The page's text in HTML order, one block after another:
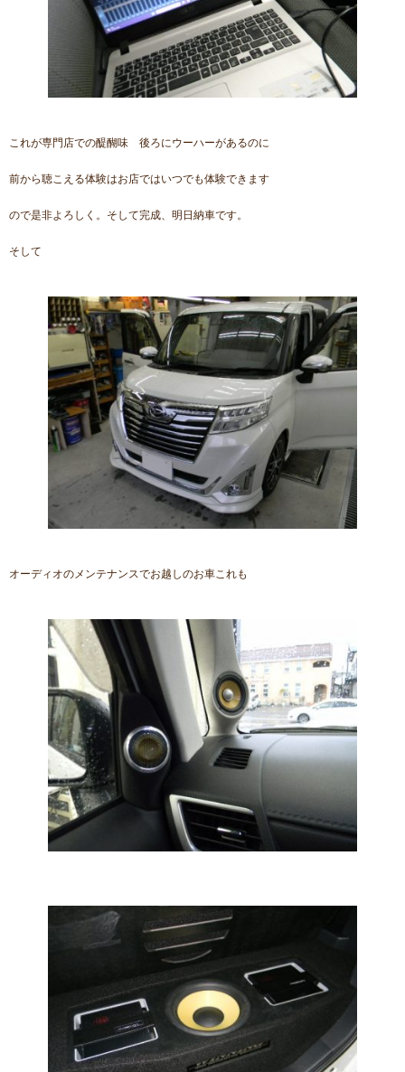
これが専門店での醍醐味 後ろにウーハーがあるのに
前から聴こえる体験はお店ではいつでも体験できます
ので是非よろしく。そして完成、明日納車です。
そして
オーディオのメンテナンスでお越しのお車これも